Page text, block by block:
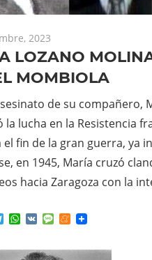
2023
LOZANO
MOMBIOLA
de su compañero,
la lucha en la Resistencia
el fin de la gran guerra, ya
en 1945, María cruzó
hacia Zaragoza con la
Telegram
WhatsApp
VK MessageMeneame